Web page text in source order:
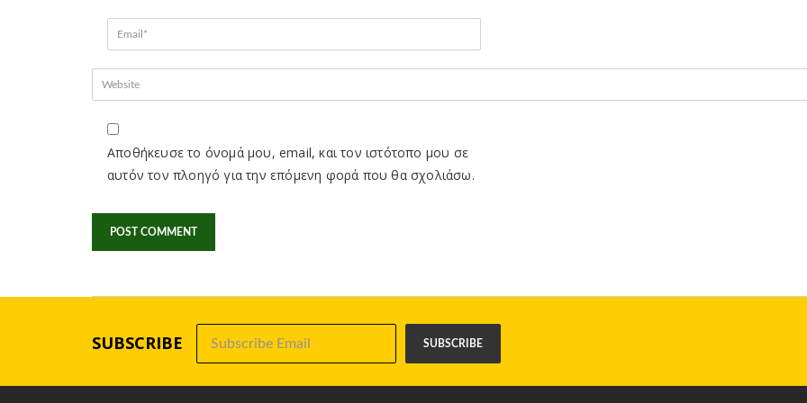
Αποθήκευσε το όνομά μου, email, και τον ιστότοπο μου σε
αυτόν τον πλοηγό για την επόμενη φορά που θα σχολιάσω.
SUBSCRIBE